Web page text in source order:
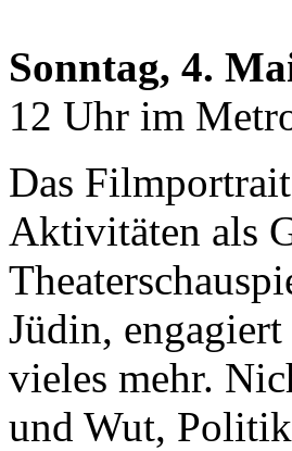
Sonntag, 4.
12 Uhr im
Das
Aktivitäten als
Jüdin,
vieles mehr.
und Wut,